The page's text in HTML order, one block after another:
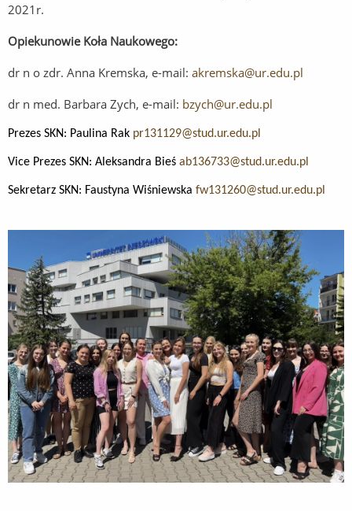
2021r.
Opiekunowie Koła Naukowego:
dr n o zdr. Anna Kremska, e-mail: akremska@ur.edu.pl
dr n med. Barbara Zych, e-mail: bzych@ur.edu.pl
Prezes SKN: Paulina Rak pr131129@stud.ur.edu.pl
Vice Prezes SKN: Aleksandra Bieś ab136733@stud.ur.edu.pl
Sekretarz SKN: Faustyna Wiśniewska fw131260@stud.ur.edu.pl